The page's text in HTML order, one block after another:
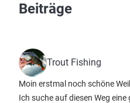
Beiträge
Trout Fishing
Moin erstmal noch schöne
Ich suche auf diesen Weg